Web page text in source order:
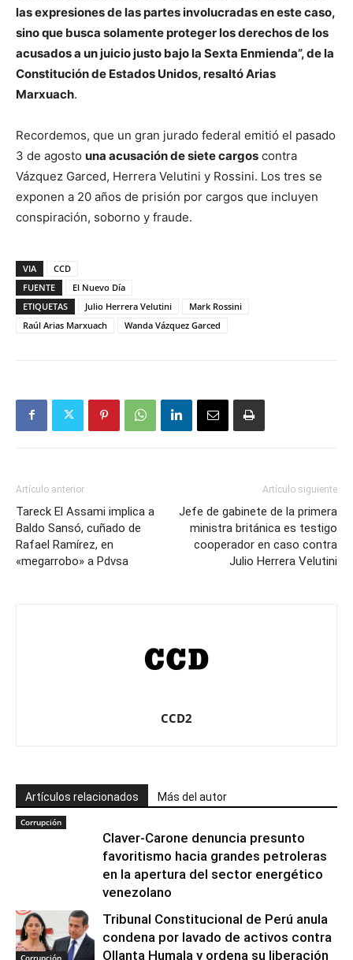
las expresiones de las partes involucradas en este caso,
sino que busca solamente proteger los derechos de los
acusados a un juicio justo bajo la Sexta Enmienda”, de la
Constitución de Estados Unidos, resaltó Arias
Marxuach.
Recordemos, que un gran jurado federal emitió el pasado
3 de agosto una acusación de siete cargos contra
Vázquez Garced, Herrera Velutini y Rossini. Los tres se
exponen a 20 años de prisión por cargos que incluyen
conspiración, soborno y fraude.
VIA
CCD
FUENTE
El Nuevo Día
ETIQUETAS
Julio Herrera Velutini
Mark Rossini
Raúl Arias Marxuach
Wanda Vázquez Garced
Artículo anterior
Tareck El Assami implica a
Baldo Sansó, cuñado de
Rafael Ramírez, en
«megarrobo» a Pdvsa
Artículo siguiente
Jefe de gabinete de la primera
ministra británica es testigo
cooperador en caso contra
Julio Herrera Velutini
CCD2
Artículos relacionados Más del autor
Corrupción
Claver-Carone denuncia presunto
favoritismo hacia grandes petroleras
en la apertura del sector energético
venezolano
Corrupción
Tribunal Constitucional de Perú anula
condena por lavado de activos contra
Ollanta Humala y ordena su liberación